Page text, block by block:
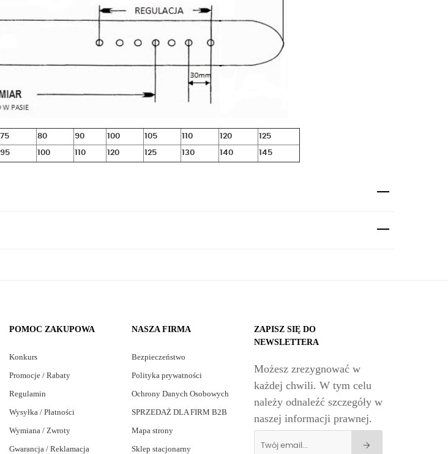
75 80 90 100 105 110 120 125
95 100 110 120 125 130 140 145
POMOC ZAKUPOWA
Konkurs
Promocje / Rabaty
Regulamin
Wysyłka / Płatności
Wymiana / Zwroty
Gwarancja / Reklamacja
NASZA FIRMA
Bezpieczeństwo
Polityka prywatności
Ochrony Danych Osobowych
SPRZEDAŻ DLA FIRM B2B
Mapa strony
Sklep stacjonarny
ZAPISZ SIĘ DO
NEWSLETTERA
Możesz zrezygnować w
każdej chwili. W tym celu
należy odnaleźć szczegóły w
naszej informacji prawnej.